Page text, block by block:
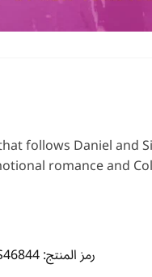
follows Daniel and
romance and
رمز المنتج: